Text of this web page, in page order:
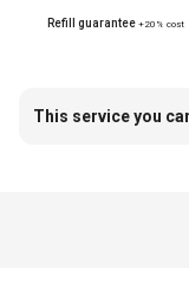
Refill guarantee +20% cost
This service you